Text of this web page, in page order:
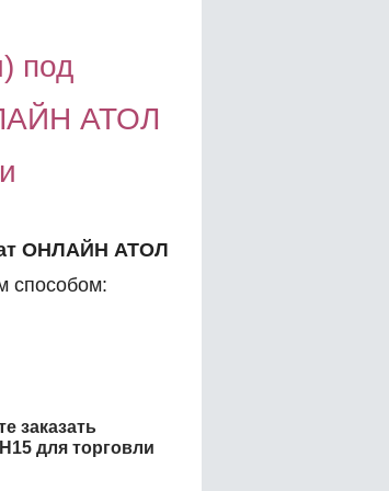
под
АТОЛ
ОНЛАЙН АТОЛ
способом:
заказать
для торговли